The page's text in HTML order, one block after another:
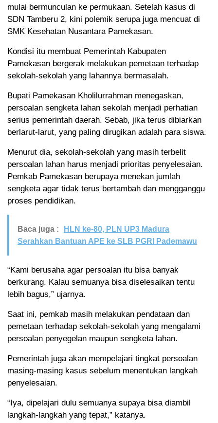
mulai bermunculan ke permukaan. Setelah kasus di
SDN Tamberu 2, kini polemik serupa juga mencuat di
SMK Kesehatan Nusantara Pamekasan.
Kondisi itu membuat Pemerintah Kabupaten
Pamekasan bergerak melakukan pemetaan terhadap
sekolah-sekolah yang lahannya bermasalah.
Bupati Pamekasan Kholilurrahman menegaskan,
persoalan sengketa lahan sekolah menjadi perhatian
serius pemerintah daerah. Sebab, jika terus dibiarkan
berlarut-larut, yang paling dirugikan adalah para siswa.
Menurut dia, sekolah-sekolah yang masih terbelit
persoalan lahan harus menjadi prioritas penyelesaian.
Pemkab Pamekasan berupaya menekan jumlah
sengketa agar tidak terus bertambah dan mengganggu
proses pendidikan.
Baca juga :
HLN ke-80, PLN UP3 Madura
Serahkan Bantuan APE ke SLB PGRI Pademawu
“Kami berusaha agar persoalan itu bisa banyak
berkurang. Kalau semuanya bisa diselesaikan tentu
lebih bagus,” ujarnya.
Saat ini, pemkab masih melakukan pendataan dan
pemetaan terhadap sekolah-sekolah yang mengalami
persoalan penyegelan maupun sengketa lahan.
Pemerintah juga akan mempelajari tingkat persoalan
masing-masing kasus sebelum menentukan langkah
penyelesaian.
“Iya, dipelajari dulu semuanya supaya bisa diambil
langkah-langkah yang tepat,” katanya.